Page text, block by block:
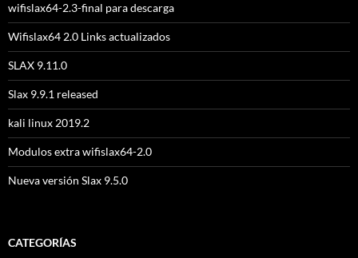
wifislax64-2.3-final para descarga
Wifislax64 2.0 Links actualizados
SLAX 9.11.0
Slax 9.9.1 released
kali linux 2019.2
Modulos extra wifislax64-2.0
Nueva versión Slax 9.5.0
CATEGORÍAS